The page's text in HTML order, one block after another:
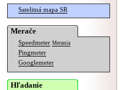
Satelitná mapa SR
Merače
Speedmeter Merania
Pingmeter
Googlemeter
Hľadanie